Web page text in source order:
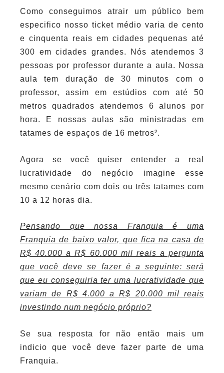
Como conseguimos atrair um público bem
especifico nosso ticket médio varia de cento
e cinquenta reais em cidades pequenas até
300 em cidades grandes. Nós atendemos 3
pessoas por professor durante a aula. Nossa
aula tem duração de 30 minutos com o
professor, assim em estúdios com até 50
metros quadrados atendemos 6 alunos por
hora. E nossas aulas são ministradas em
tatames de espaços de 16 metros².
Agora se você quiser entender a real
lucratividade do negócio imagine esse
mesmo cenário com dois ou três tatames com
10 a 12 horas dia.
Pensando que nossa Franquia é uma
Franquia de baixo valor, que fica na casa de
R$ 40.000 a R$ 60.000 mil reais a pergunta
que você deve se fazer é a seguinte: será
que eu conseguiria ter uma lucratividade que
variam de R$ 4.000 a R$ 20.000 mil reais
investindo num negócio próprio?
Se sua resposta for não então mais um
indicio que você deve fazer parte de uma
Franquia.